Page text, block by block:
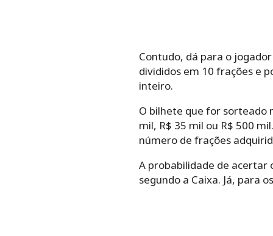
Contudo, dá para o
divididos em 10 frações e
inteiro.
O bilhete que for sorteado
mil, R$ 35 mil ou R$ 500
número de frações
A probabilidade de acertar
segundo a Caixa. Já, para